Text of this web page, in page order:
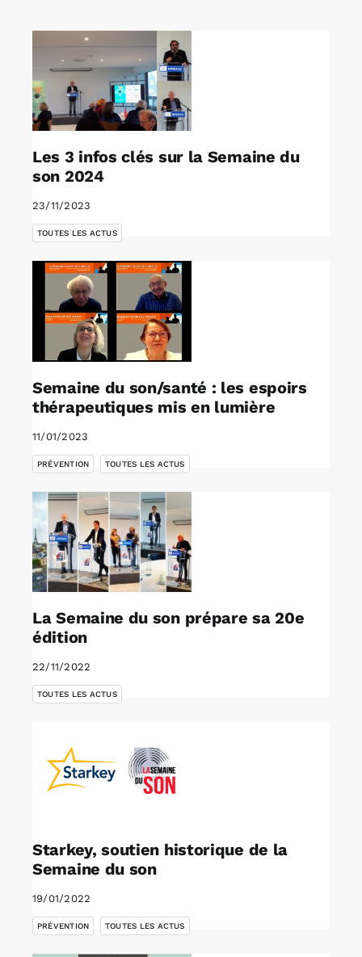
Rechercher:
Annonces emploi
Les 3 infos clés sur la Semaine du
son 2024
23/11/2023
TOUTES LES ACTUS
Semaine du son/santé : les espoirs
thérapeutiques mis en lumière
11/01/2023
PRÉVENTION TOUTES LES ACTUS
La Semaine du son prépare sa 20e
édition
22/11/2022
TOUTES LES ACTUS
Starkey, soutien historique de la
Semaine du son
19/01/2022
PRÉVENTION TOUTES LES ACTUS